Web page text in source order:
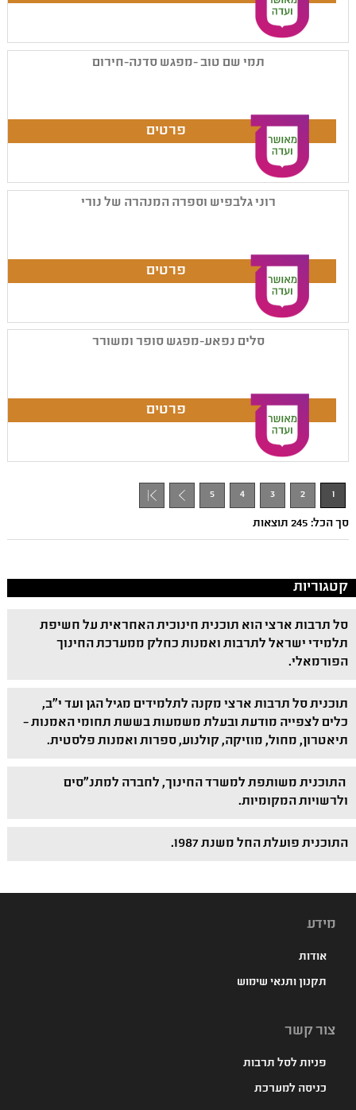
תמי שם טוב -מפגש סדנה-חירום
רוני גלבפיש וספרה המנהרה של נורי
סלים נפאע-מפגש סופר ומשורר
1
2
3
4
5
סך הכל: 245 תוצאות
קטגוריות
סל תרבות ארצי הוא תוכנית חינוכית האחראית על חשיפת
תלמידי ישראל לתרבות ואמנות כחלק ממערכת החינוך
הפורמאלי.
תוכנית סל תרבות ארצי מקנה לתלמידים מגיל הגן ועד י"ב,
כלים לצפייה מודעת ובעלת משמעות בששת תחומי האמנות –
תיאטרון, מחול, מוזיקה, קולנוע, ספרות ואמנות פלסטית.
התוכנית משותפת למשרד החינוך, לחברה למתנ"סים
ולרשויות המקומיות.
התוכנית פועלת החל משנת 1987.
מידע
אודות
תקנון ותנאי שימוש
צור קשר
פניות לסל תרבות
כניסה למערכת